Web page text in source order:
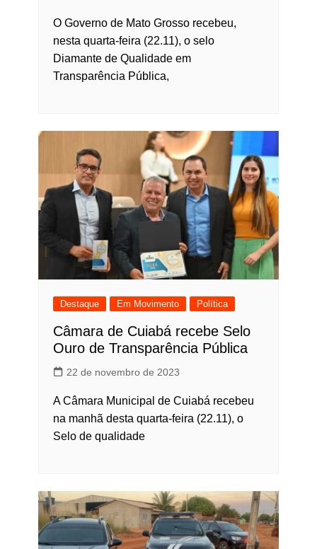
O Governo de Mato Grosso recebeu,
nesta quarta-feira (22.11), o selo
Diamante de Qualidade em
Transparência Pública,
Destaque Em Movimento Política
Câmara de Cuiabá recebe Selo
Ouro de Transparência Pública
22 de novembro de 2023
A Câmara Municipal de Cuiabá recebeu
na manhã desta quarta-feira (22.11), o
Selo de qualidade